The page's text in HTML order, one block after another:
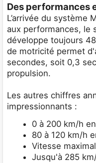
Des performances
L’arrivée du système
aux performances, le
développe toujours
de motricité permet
secondes, soit 0,3
propulsion.
Les autres chiffres
impressionnants :
0 à 200 km/h
80 à 120 km/h
Vitesse
Jusqu'à 285